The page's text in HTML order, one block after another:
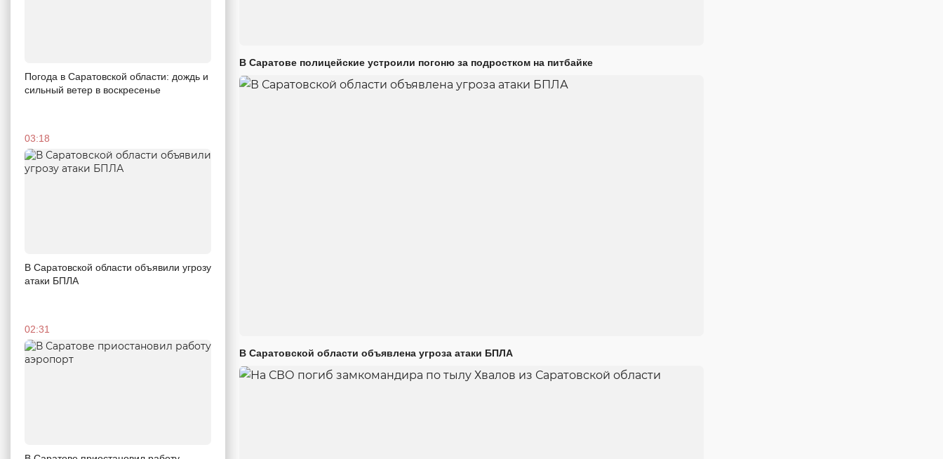
Погода в Саратовской области: дождь и
сильный ветер в воскресенье
03:18
В Саратовской области объявили угрозу
атаки БПЛА
02:31
В Саратове полицейские устроили погоню за подростком на питбайке
В Саратовской области объявлена угроза атаки БПЛА